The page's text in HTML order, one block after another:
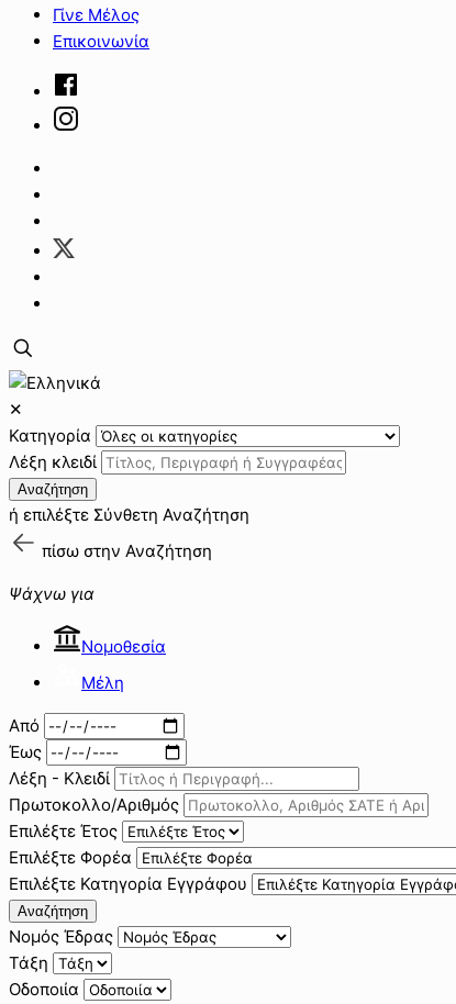
Γίνε Μέλος
Επικοινωνία
✕
Κατηγορία
Λέξη κλειδί
Αναζήτηση
ή επιλέξτε Σύνθετη Αναζήτηση
πίσω στην Αναζήτηση
Ψάχνω για
Νομοθεσία
Μέλη
Από
Έως
Λέξη - Κλειδί
Πρωτοκολλο/Αριθμός
Επιλέξτε Έτος
Επιλέξτε Φορέα
Επιλέξτε Κατηγορία Εγγράφου
Αναζήτηση
Νομός Έδρας
Τάξη
Οδοποιία